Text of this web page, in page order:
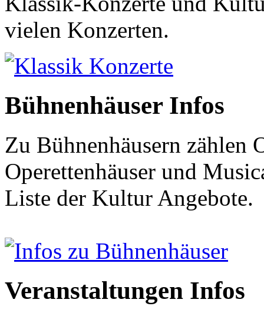
vielen Konzerten.
Klassik Konzerte
Bühnenhäuser Infos
Zu Bühnenhäusern zählen
Operettenhäuser und
Liste der Kultur Angebote.
Infos zu Bühnenhäuser
Veranstaltungen Infos